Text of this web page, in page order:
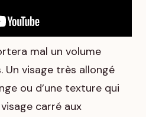
mal un volume
Un visage très allongé
ou d’une texture qui
carré aux